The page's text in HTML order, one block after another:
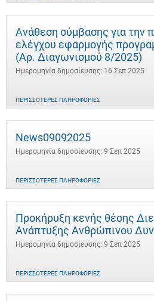
Ανάθεση σύμβασης για την
ελέγχου εφαρμογής
(Αρ. Διαγωνισμού 8/2025)
Ημερομηνία δημοσίευσης: 16 Σεπ 2025
ΠΕΡΙΣΣΌΤΕΡΕΣ ΠΛΗΡΟΦΟΡΊΕΣ
News09092025
Ημερομηνία δημοσίευσης: 9 Σεπ 2025
ΠΕΡΙΣΣΌΤΕΡΕΣ ΠΛΗΡΟΦΟΡΊΕΣ
Προκήρυξη κενής θέσης
Ανάπτυξης Ανθρώπινου
Ημερομηνία δημοσίευσης: 9 Σεπ 2025
ΠΕΡΙΣΣΌΤΕΡΕΣ ΠΛΗΡΟΦΟΡΊΕΣ